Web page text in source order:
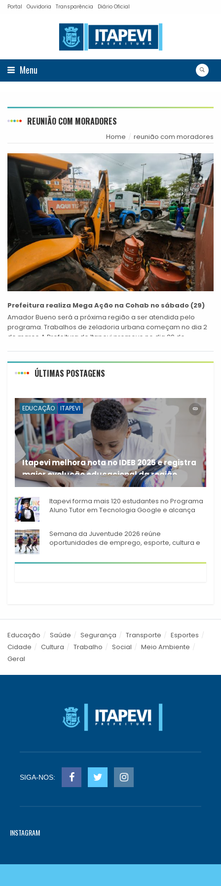
Portal Ouvidoria Transparência Diário Oficial
Menu
REUNIÃO COM MORADORES
Home reunião com moradores
Prefeitura realiza Mega Ação na Cohab no sábado (29)
Amador Bueno será a próxima região a ser atendida pelo
programa. Trabalhos de zeladoria urbana começam no dia 2
de março A Prefeitura de Itapevi promove no dia 29 de...
ÚLTIMAS POSTAGENS
EDUCAÇÃO ITAPEVI
Itapevi melhora nota no IDEB 2025 e registra
maior evolução educacional da região
A rede municipal de ensino
Itapevi forma mais 120 estudantes no Programa
Aluno Tutor em Tecnologia Google e alcança
Semana da Juventude 2026 reúne
oportunidades de emprego, esporte, cultura e
Educação Saúde Segurança Transporte
Esportes
Cidade
Cultura Trabalho Social
Meio Ambiente
Geral
SIGA-NOS:
INSTAGRAM